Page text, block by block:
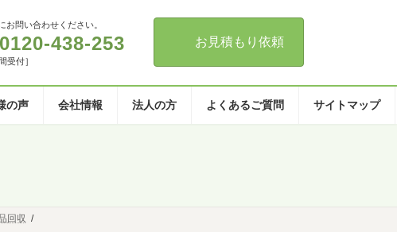
お問い合わせください。
0120-438-253
受付］
お見積もり依頼
の声 会社情報 法人の方 よくあるご質問 サイトマップ
回収